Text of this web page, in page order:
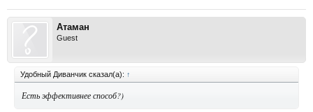
Атаман
Guest
Удобный Диванчик сказал(а): ↑
Есть эффективнее способ?)